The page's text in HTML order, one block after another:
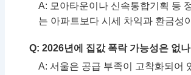
A: 모아타운이나 신속통합기획 등
는 아파트보다 시세 차익과 환금성
Q: 2026년에 집값 폭락 가능성은 없
A: 서울은 공급 부족이 고착화되어